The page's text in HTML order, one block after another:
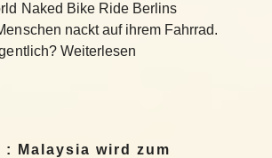
Naked Bike Ride Berlins
nackt auf ihrem Fahrrad.
Weiterlesen
: Malaysia wird zum